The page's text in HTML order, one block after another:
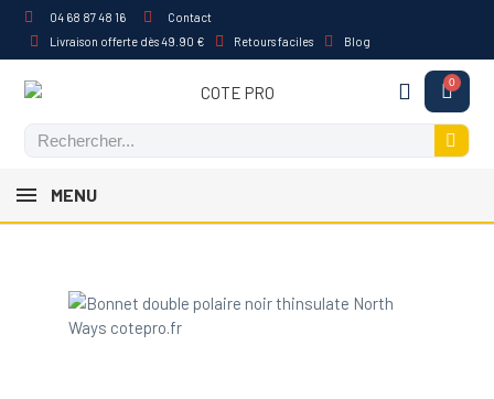
04 68 87 48 16
Contact
Livraison offerte dès 49.90 €
Retours faciles Blog
MENU